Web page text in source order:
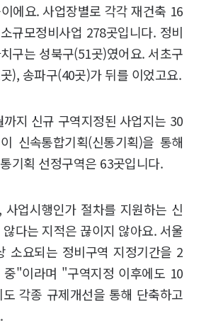
에요. 사업장별로 각각 재건축 16
규모정비사업 278곳입니다. 정비
구는 성북구(51곳)였어요. 서초구
), 송파구(40곳)가 뒤를 이었고요.
지 신규 구역지정된 사업지는 30
신속통합기획(신통기획)을 통해
기획 선정구역은 63곳입니다.
사업시행인가 절차를 지원하는 신
다는 지적은 끊이지 않아요. 서울
소요되는 정비구역 지정기간을 2
"이라며 "구역지정 이후에도 10
각종 규제개선을 통해 단축하고